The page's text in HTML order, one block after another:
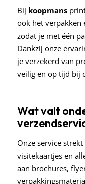
Bij koopmans
ook het verpakken
zodat je met één
Dankzij onze
je verzekerd van
veilig en op tijd bij
Wat valt
Onze service
visitekaartjes en
aan brochures,